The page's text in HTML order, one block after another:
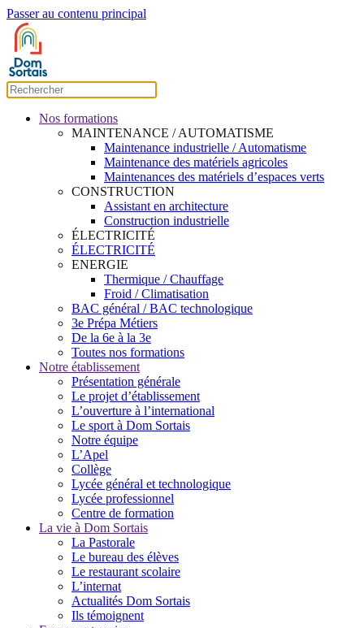
Passer au contenu principal
Nos formations
MAINTENANCE / AUTOMATISME
Maintenance industrielle / Automatisme
Maintenance des matériels agricoles
Maintenances des matériels d’espaces verts
CONSTRUCTION
Assistant en architecture
Construction industrielle
ÉLECTRICITÉ
ÉLECTRICITÉ
ENERGIE
Thermique / Chauffage
Froid / Climatisation
BAC général / BAC technologique
3e Prépa Métiers
De la 6e à la 3e
Toutes nos formations
Notre établissement
Présentation générale
Le projet d’établissement
L’ouverture à l’international
Le sport à Dom Sortais
Notre équipe
L’Apel
Collège
Lycée général et technologique
Lycée professionnel
Centre de formation
La vie à Dom Sortais
La Pastorale
Le bureau des élèves
Le restaurant scolaire
L’internat
Actualités Dom Sortais
Ils témoignent